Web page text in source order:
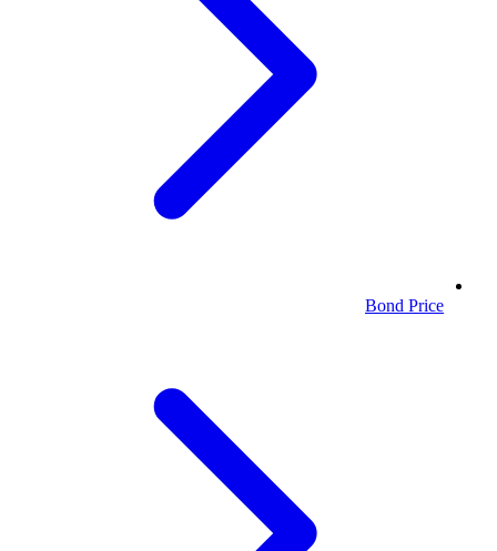
Bond Price